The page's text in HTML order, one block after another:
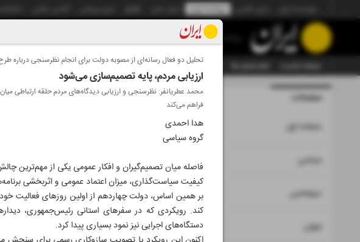
تمام ویژه نامه ها آرشیو سازمان آگهی‌ها دستیار هوش مصنوعی
تحلیل دو فعال رسانه‌ای از مصوبه دولت برای انجام نظرسنجی درباره
ارزیابی مردم، پایه تصمیم‌سازی می‌شود
محمد عطریانفر: نظرسنجی و ارزیابی دیدگاه‌های مردم حلقه ارتباطی
فراهم می‌کند
هدا احمدی
گروه سیاسی
فاصله میان تصمیم‌گیران و افکار عمومی یکی از مهم‌ترین
کیفیت سیاست‌گذاری، میزان اعتماد عمومی و اثربخشی
بر همین اساس، دولت چهاردهم از اولین روزهای فعالیت
کند. رویکردی که در سفرهای استانی رئیس‌جمهوری،
دستگاه‌های اجرایی نیز نمود بسیاری پیدا کرد.
صفحات
صفحه اول ۱
سیاسی ۲
دیپلماسی ۴
جهان ۵
شماره نه هزار و چهل و چهار